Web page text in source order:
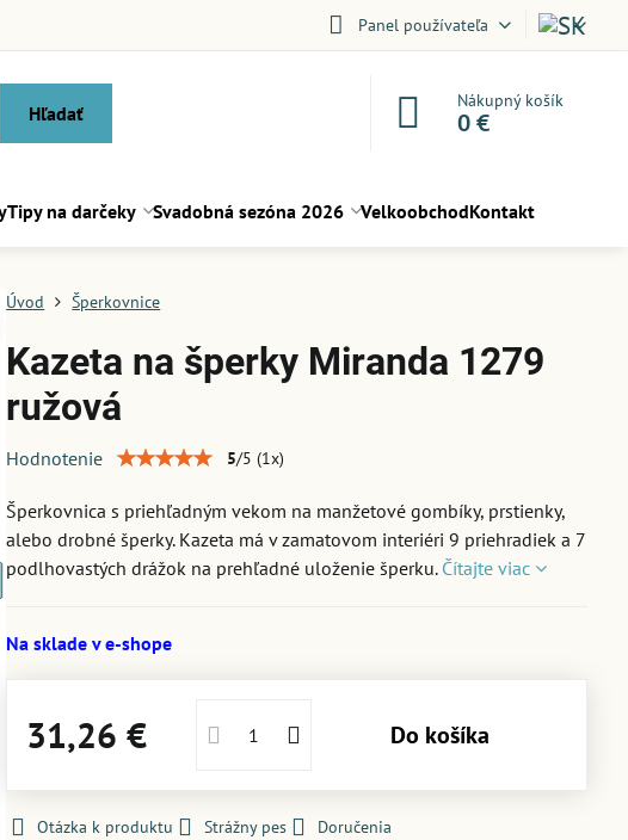
Panel používateľa
Hľadať
Nákupný košík
0 €
Tipy na darčeky Svadobná sezóna 2026 VelkoobchodKontakt
Úvod Šperkovnice
Kazeta na šperky Miranda 1279
ružová
Hodnotenie 5/5 (1x)
Šperkovnica s priehľadným vekom na manžetové gombíky, prstienky,
alebo drobné šperky. Kazeta má v zamatovom interiéri 9 priehradiek a 7
podlhovastých drážok na prehľadné uloženie šperku. Čítajte viac
Na sklade v e-shope
31,26 € Do košíka
Otázka k produktu Strážny pes Doručenia